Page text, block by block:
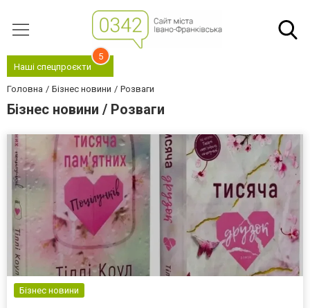
Наші спецпроєкти
5
Головна Бізнес новини Розваги
Бізнес новини / Розваги
Бізнес новини